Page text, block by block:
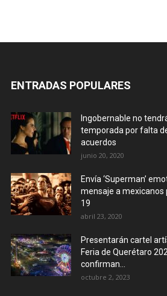
ENTRADAS POPULARES
Ingobernable no
temporada por falta
acuerdos
junio 20, 2020
Envía ‘Superman’
mensaje a mexicanos
19
abril 23, 2020
Presentarán cartel
Feria de Querétaro
confirman...
octubre 2, 2023